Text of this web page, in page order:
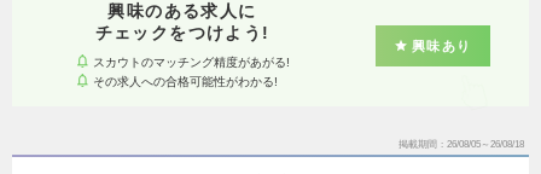
興味のある求人に
チェックをつけよう!
スカウトのマッチング精度があがる!
その求人への合格可能性がわかる!
興味あり
掲載期間 26/08/05～26/08/18